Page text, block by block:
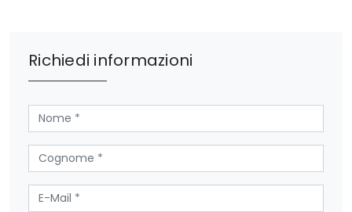
Richiedi informazioni